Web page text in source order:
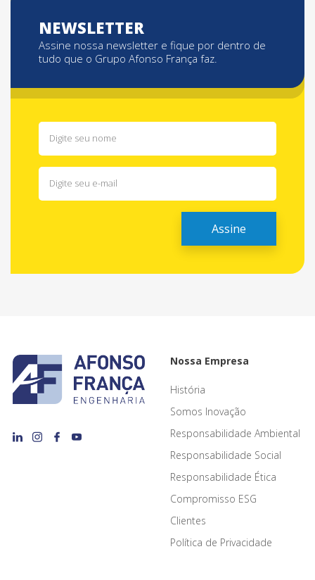
NEWSLETTER
Assine nossa newsletter e fique por dentro de
tudo que o Grupo Afonso França faz.
Nossa Empresa
História
Somos Inovação
Responsabilidade Ambiental
Responsabilidade Social
Responsabilidade Ética
Compromisso ESG
Clientes
Política de Privacidade